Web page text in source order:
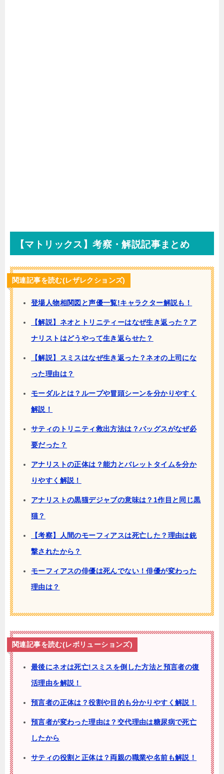
【マトリックス】考察・解説記事まとめ
関連記事を読む(レザレクションズ)
登場人物相関図と声優一覧!キャラクター解説も！
【解説】ネオとトリニティーはなぜ生き返った？ア
ナリストはどうやって生き返らせた？
【解説】スミスはなぜ生き返った？ネオの上司にな
った理由は？
モーダルとは？ループや冒頭シーンを分かりやすく
解説！
サティのトリニティ救出方法は？バッグスがなぜ必
要だった？
アナリストの正体は？能力とバレットタイムを分か
りやすく解説！
アナリストの黒猫デジャブの意味は？1作目と同じ黒
猫？
【考察】人間のモーフィアスは死亡した？理由は銃
撃されたから？
モーフィアスの俳優は死んでない！俳優が変わった
理由は？
関連記事を読む(レボリューションズ)
最後にネオは死亡!スミスを倒した方法と預言者の復
活理由を解説！
預言者の正体は？役割や目的も分かりやすく解説！
預言者が変わった理由は？交代理由は糖尿病で死亡
したから
サティの役割と正体は？両親の職業や名前も解説！